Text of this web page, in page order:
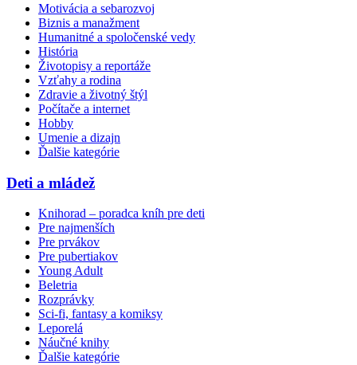
Motivácia a sebarozvoj
Biznis a manažment
Humanitné a spoločenské vedy
História
Životopisy a reportáže
Vzťahy a rodina
Zdravie a životný štýl
Počítače a internet
Hobby
Umenie a dizajn
Ďalšie kategórie
Deti a mládež
Knihorad – poradca kníh pre deti
Pre najmenších
Pre prvákov
Pre pubertiakov
Young Adult
Beletria
Rozprávky
Sci-fi, fantasy a komiksy
Leporelá
Náučné knihy
Ďalšie kategórie